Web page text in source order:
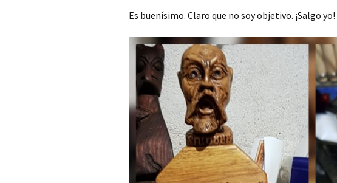
Es buenísimo. Claro que no soy objetivo. ¡Salgo yo!